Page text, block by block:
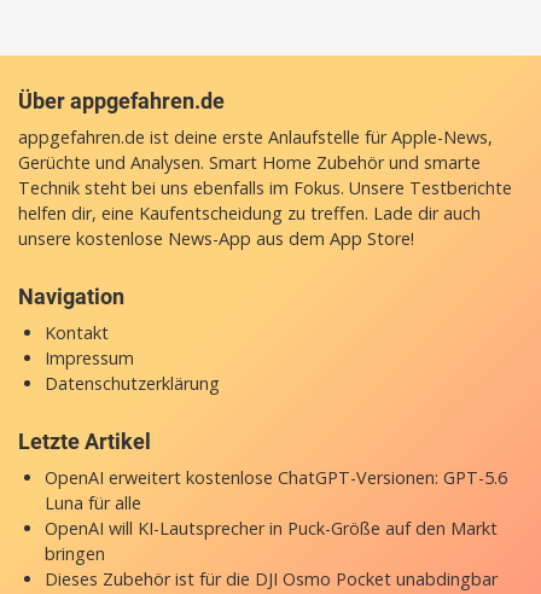
Über appgefahren.de
appgefahren.de ist deine erste Anlaufstelle für Apple-News,
Gerüchte und Analysen. Smart Home Zubehör und smarte
Technik steht bei uns ebenfalls im Fokus. Unsere Testberichte
helfen dir, eine Kaufentscheidung zu treffen. Lade dir auch
unsere kostenlose News-App aus dem App Store!
Navigation
Kontakt
Impressum
Datenschutzerklärung
Letzte Artikel
OpenAI erweitert kostenlose ChatGPT-Versionen: GPT-5.6
Luna für alle
OpenAI will KI-Lautsprecher in Puck-Größe auf den Markt
bringen
Dieses Zubehör ist für die DJI Osmo Pocket unabdingbar